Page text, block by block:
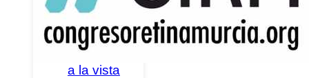
Guías y
Libros
Emociones
a la vista